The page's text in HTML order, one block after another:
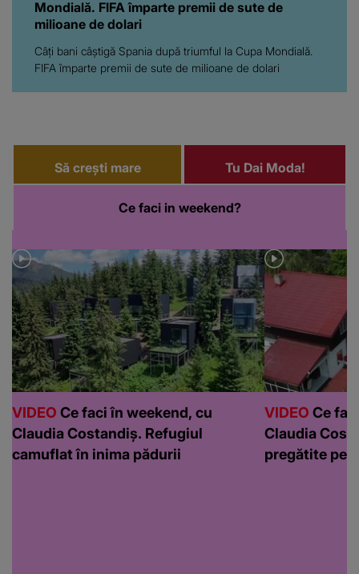
Mondială. FIFA împarte premii de sute de
milioane de dolari
Câți bani câștigă Spania după triumful la Cupa Mondială.
FIFA împarte premii de sute de milioane de dolari
Să crești mare Tu Dai Moda!
Ce faci in weekend?
VIDEO Ce faci în weekend, cu
Claudia Costandiș. Refugiul
camuflat în inima pădurii
VIDEO Ce
Claudia
pregătite